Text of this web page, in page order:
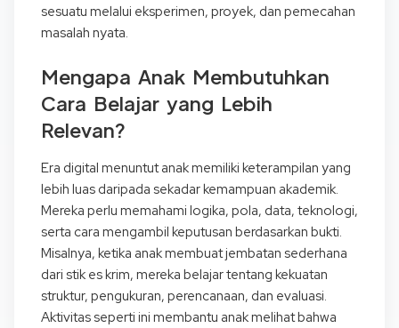
sesuatu melalui eksperimen, proyek, dan pemecahan
masalah nyata.
Mengapa Anak Membutuhkan
Cara Belajar yang Lebih
Relevan?
Era digital menuntut anak memiliki keterampilan yang
lebih luas daripada sekadar kemampuan akademik.
Mereka perlu memahami logika, pola, data, teknologi,
serta cara mengambil keputusan berdasarkan bukti.
Misalnya, ketika anak membuat jembatan sederhana
dari stik es krim, mereka belajar tentang kekuatan
struktur, pengukuran, perencanaan, dan evaluasi.
Aktivitas seperti ini membantu anak melihat bahwa